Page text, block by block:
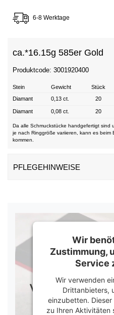
6-8 Werktage
ca.*16.15g 585er Gold
Produktcode: 3001920400
Stein Gewicht Stück
Diamant
0,13 ct. 20
Diamant 0,08 ct. 20
Da alle Schmuckstücke handgefertigt sind
je nach Ringgröße variieren, kann es beim
kommen.
PFLEGEHINWEISE
Wir
Zustimmung,
Service
Wir verwenden
Drittanbieters,
einzubetten.
zu Ihren Aktivitäten